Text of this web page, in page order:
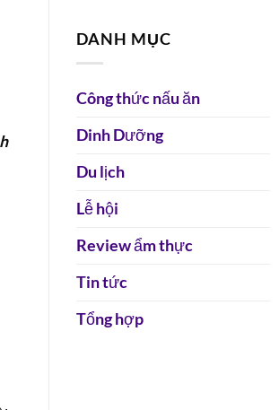
DANH MỤC
Công thức nấu ăn
Dinh Dưỡng
Du lịch
Lễ hội
Review ẩm thực
Tin tức
Tổng hợp